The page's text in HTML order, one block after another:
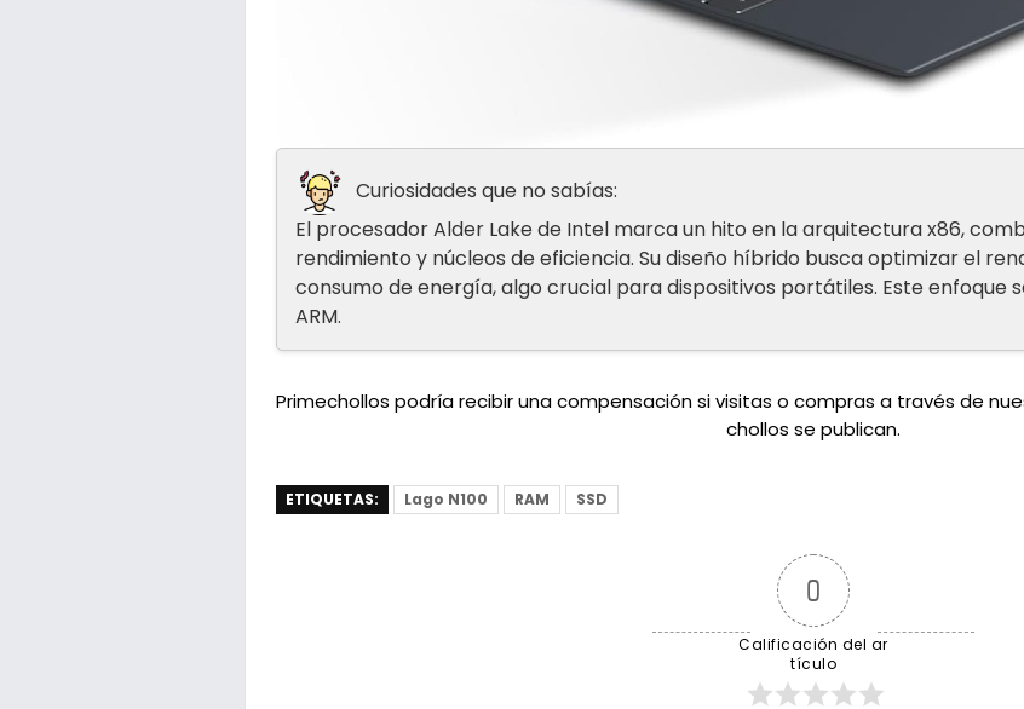
Curiosidades que no sabías:
El procesador Alder Lake de Intel marca un hito en la arquitectura x86,
rendimiento y núcleos de eficiencia. Su diseño híbrido busca optimizar el
consumo de energía, algo crucial para dispositivos portátiles. Este enfoque
ARM.
Primechollos podría recibir una compensación si visitas o compras a través de
chollos se publican.
ETIQUETAS: Lago N100 RAM SSD
0
Calificación del ar
tículo